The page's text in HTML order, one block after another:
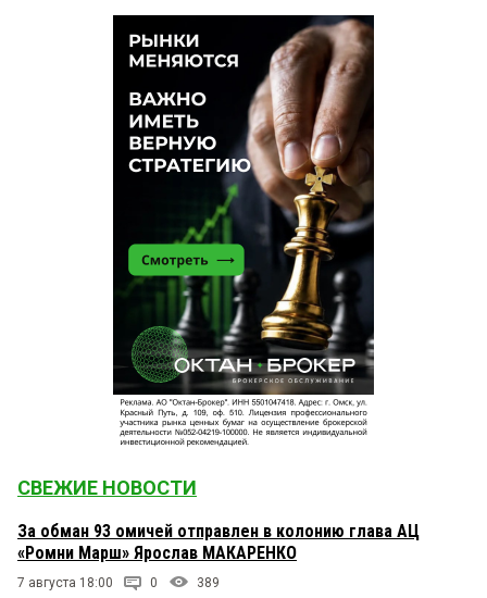
СВЕЖИЕ НОВОСТИ
За обман 93 омичей отправлен в колонию глава АЦ
«Ромни Марш» Ярослав МАКАРЕНКО
7 августа 18:00 0 389